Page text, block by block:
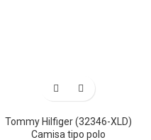
Tommy Hilfiger (32346-XLD)
Camisa tipo polo